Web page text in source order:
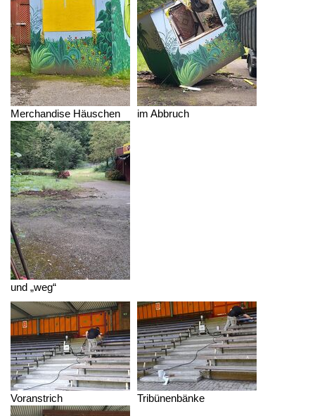
Merchandise Häuschen im Abbruch
und „weg“
Voranstrich Tribünenbänke